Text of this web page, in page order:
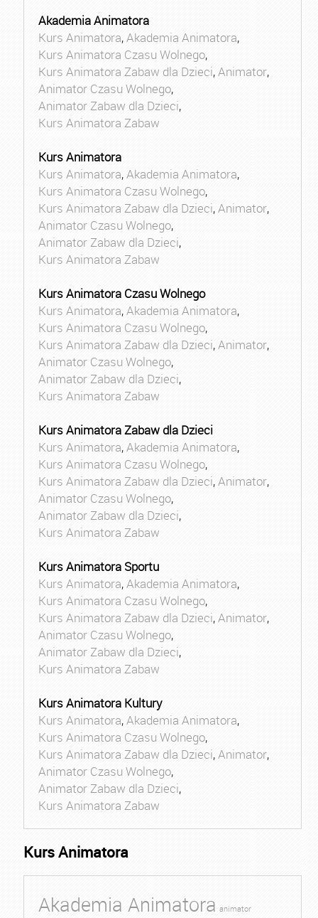
Akademia Animatora
Kurs Animatora,Akademia Animatora,
Kurs Animatora Czasu Wolnego,
Kurs Animatora Zabaw dla Dzieci,Animator,
Animator Czasu Wolnego,
Animator Zabaw dla Dzieci,
Kurs Animatora Zabaw
Kurs Animatora
Kurs Animatora,Akademia Animatora,
Kurs Animatora Czasu Wolnego,
Kurs Animatora Zabaw dla Dzieci,Animator,
Animator Czasu Wolnego,
Animator Zabaw dla Dzieci,
Kurs Animatora Zabaw
Kurs Animatora Czasu Wolnego
Kurs Animatora,Akademia Animatora,
Kurs Animatora Czasu Wolnego,
Kurs Animatora Zabaw dla Dzieci,Animator,
Animator Czasu Wolnego,
Animator Zabaw dla Dzieci,
Kurs Animatora Zabaw
Kurs Animatora Zabaw dla Dzieci
Kurs Animatora,Akademia Animatora,
Kurs Animatora Czasu Wolnego,
Kurs Animatora Zabaw dla Dzieci,Animator,
Animator Czasu Wolnego,
Animator Zabaw dla Dzieci,
Kurs Animatora Zabaw
Kurs Animatora Sportu
Kurs Animatora,Akademia Animatora,
Kurs Animatora Czasu Wolnego,
Kurs Animatora Zabaw dla Dzieci,Animator,
Animator Czasu Wolnego,
Animator Zabaw dla Dzieci,
Kurs Animatora Zabaw
Kurs Animatora Kultury
Kurs Animatora,Akademia Animatora,
Kurs Animatora Czasu Wolnego,
Kurs Animatora Zabaw dla Dzieci,Animator,
Animator Czasu Wolnego,
Animator Zabaw dla Dzieci,
Kurs Animatora Zabaw
Kurs Animatora
Akademia Animatora animator